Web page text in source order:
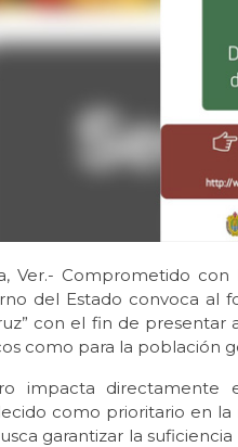
Ver.- Comprometido
del Estado convoca al
con el fin de presentar
como para la población
impacta directamente
como prioritario en
garantizar la